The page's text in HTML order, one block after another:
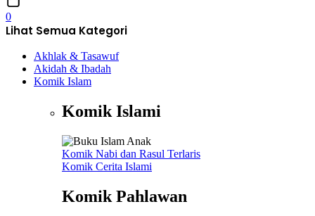
0
Lihat Semua Kategori
Akhlak & Tasawuf
Akidah & Ibadah
Komik Islam
Komik Islami
Komik Nabi dan Rasul Terlaris
Komik Cerita Islami
Komik Pahlawan